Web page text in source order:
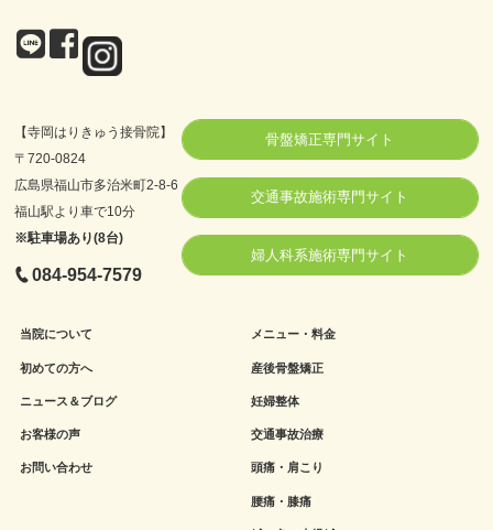
【寺岡はりきゅう接骨院】
〒720-0824
広島県福山市多治米町2-8-6
福山駅より車で10分
※駐車場あり(8台)
084-954-7579
骨盤矯正専門サイト
交通事故施術専門サイト
婦人科系施術専門サイト
当院について
初めての方へ
ニュース＆ブログ
お客様の声
お問い合わせ
メニュー・料金
産後骨盤矯正
妊婦整体
交通事故治療
頭痛・肩こり
腰痛・膝痛